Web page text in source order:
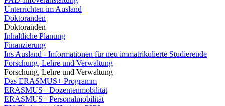
Unterrichten im Ausland
Doktoranden
Doktoranden
Inhaltliche Planung
Finanzierung
Ins Ausland - Informationen für neu immatrikulierte Studierende
Forschung, Lehre und Verwaltung
Forschung, Lehre und Verwaltung
Das ERASMUS+ Programm
ERASMUS+ Dozentenmobilität
ERASMUS+ Personalmobilität